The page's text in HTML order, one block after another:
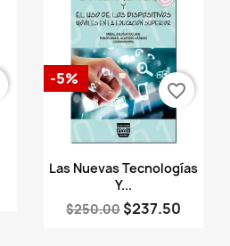
Vista rápida
Las Nuevas Tecnologías
Y...
$250.00 $237.50
-5%
favorite_border